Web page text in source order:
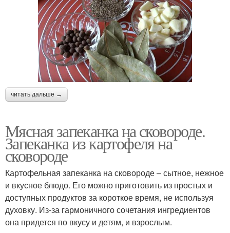
читать дальше →
Мясная запеканка на сковороде.
Запеканка из картофеля на
сковороде
Картофельная запеканка на сковороде – сытное, нежное
и вкусное блюдо. Его можно приготовить из простых и
доступных продуктов за короткое время, не используя
духовку. Из-за гармоничного сочетания ингредиентов
она придется по вкусу и детям, и взрослым.